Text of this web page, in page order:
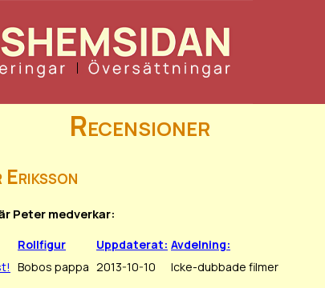
Recensioner
Eriksson
Peter medverkar:
Rollfigur Uppdaterat: Avdelning:
Bobos pappa 2013-10-10 Icke-dubbade filmer